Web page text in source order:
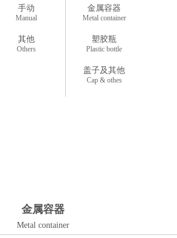
手动
Manual
其他
Others
金属容器
Metal container
塑胶瓶
Plastic bottle
盖子及其他
Cap & othes
金属容器
Metal container